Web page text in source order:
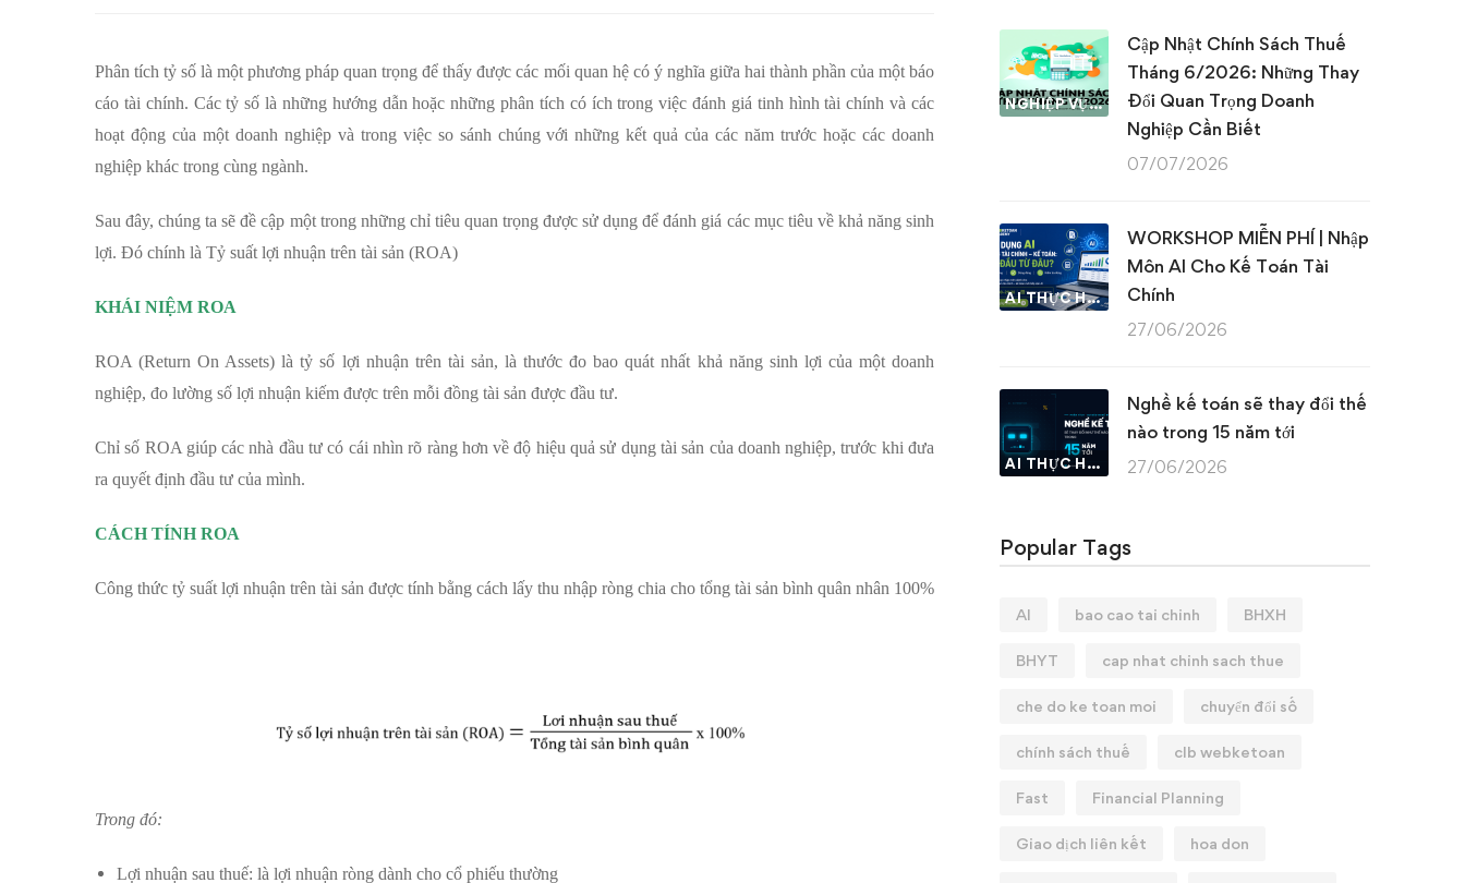
và
cách
tính
ROA
Phân tích tỷ số là một phương pháp quan trọng để thấy được các mối quan hệ có ý nghĩa giữa hai thành phần của một báo
cáo tài chính. Các tỷ số là những hướng dẫn hoặc những phân tích có ích trong việc đánh giá tinh hình tài chính và các
hoạt động của một doanh nghiệp và trong việc so sánh chúng với những kết quả của các năm trước hoặc các doanh
nghiệp khác trong cùng ngành.
Sau đây, chúng ta sẽ đề cập một trong những chỉ tiêu quan trọng được sử dụng để đánh giá các mục tiêu về khả năng sinh
lợi. Đó chính là Tỷ suất lợi nhuận trên tài sản (ROA)
KHÁI NIỆM ROA
ROA (Return On Assets) là tỷ số lợi nhuận trên tài sản, là thước đo bao quát nhất khả năng sinh lợi của một doanh
nghiệp, đo lường số lợi nhuận kiếm được trên mỗi đồng tài sản được đầu tư.
Chỉ số ROA giúp các nhà đầu tư có cái nhìn rõ ràng hơn về độ hiệu quả sử dụng tài sản của doanh nghiệp, trước khi đưa
ra quyết định đầu tư của mình.
CÁCH TÍNH ROA
Công thức tỷ suất lợi nhuận trên tài sản được tính bằng cách lấy thu nhập ròng chia cho tổng tài sản bình quân nhân 100%
Trong đó:
Lợi nhuận sau thuế: là lợi nhuận ròng dành cho cổ phiếu thường
NGHIỆP VỤ KẾ TOÁN & THUẾ
Cập Nhật Chính Sách Thuế
Tháng 6/2026: Những Thay
Đổi Quan Trọng Doanh
Nghiệp Cần Biết
07/07/2026
AI THỰC HÀNH
WORKSHOP MIỄN PHÍ | Nhập
Môn AI Cho Kế Toán Tài
Chính
27/06/2026
AI THỰC HÀNH
Nghề kế toán sẽ thay đổi thế
nào trong 15 năm tới
27/06/2026
Popular Tags
AI bao cao tai chinh BHXH
BHYT cap nhat chinh sach thue
che do ke toan moi chuyển đổi số
chính sách thuế clb webketoan
Fast Financial Planning
Giao dịch liên kết hoa don